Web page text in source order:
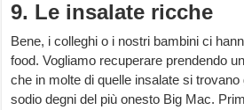
9. Le insalate ricche
Bene, i colleghi o i nostri bambini ci
food. Vogliamo recuperare prendendo
che in molte di quelle insalate si
sodio degni del più onesto Big Mac.